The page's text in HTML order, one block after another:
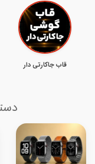
قاب جاکارتی دار